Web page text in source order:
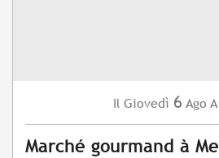
Il Giovedì 6 Ago
Marché gourmand à